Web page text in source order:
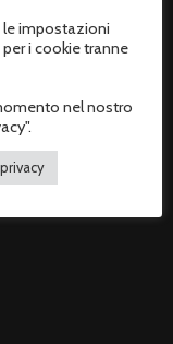
le impostazioni
i cookie tranne
nel nostro